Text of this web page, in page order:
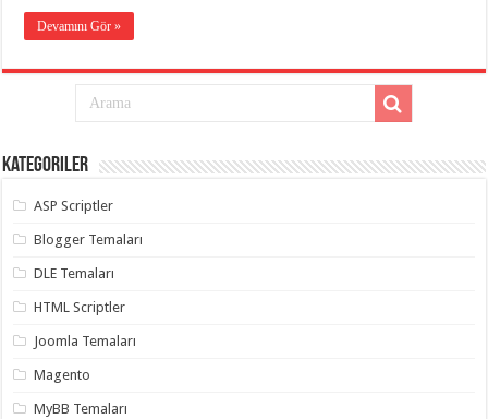
taşımacılık,
gaziantep
evden
taşımacılık,
asansörlü
taşıma,
evden
taşımacılık,
organizasyon,
organizasyon,
organizasyon,
gaziantep
organizasyon,
gaziantep
organizasyon,
Devamını Gör »
Kategoriler
ASP Scriptler
Blogger Temaları
DLE Temaları
HTML Scriptler
Joomla Temaları
Magento
MyBB Temaları